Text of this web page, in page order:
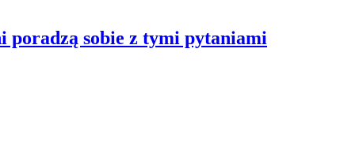
poradzą sobie z tymi pytaniami